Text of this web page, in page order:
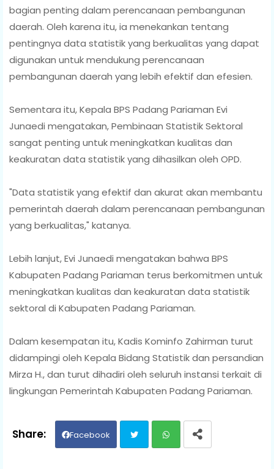
bagian penting dalam perencanaan pembangunan
daerah. Oleh karena itu, ia menekankan tentang
pentingnya data statistik yang berkualitas yang dapat
digunakan untuk mendukung perencanaan
pembangunan daerah yang lebih efektif dan efesien.
Sementara itu, Kepala BPS Padang Pariaman Evi
Junaedi mengatakan, Pembinaan Statistik Sektoral
sangat penting untuk meningkatkan kualitas dan
keakuratan data statistik yang dihasilkan oleh OPD.
"Data statistik yang efektif dan akurat akan membantu
pemerintah daerah dalam perencanaan pembangunan
yang berkualitas," katanya.
Lebih lanjut, Evi Junaedi mengatakan bahwa BPS
Kabupaten Padang Pariaman terus berkomitmen untuk
meningkatkan kualitas dan keakuratan data statistik
sektoral di Kabupaten Padang Pariaman.
Dalam kesempatan itu, Kadis Kominfo Zahirman turut
didampingi oleh Kepala Bidang Statistik dan persandian
Mirza H., dan turut dihadiri oleh seluruh instansi terkait di
lingkungan Pemerintah Kabupaten Padang Pariaman.
Facebook